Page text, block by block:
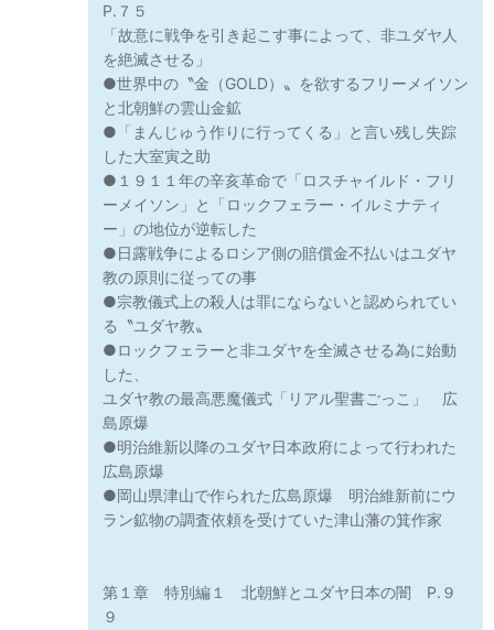
P.７５
「故意に戦争を引き起こす事によって、非ユダヤ人
を絶滅させる」
●世界中の〝金（GOLD）〟を欲するフリーメイソン
と北朝鮮の雲山金鉱
●「まんじゅう作りに行ってくる」と言い残し失踪
した大室寅之助
●１９１１年の辛亥革命で「ロスチャイルド・フリ
ーメイソン」と「ロックフェラー・イルミナティ
ー」の地位が逆転した
●日露戦争によるロシア側の賠償金不払いはユダヤ
教の原則に従っての事
●宗教儀式上の殺人は罪にならないと認められてい
る〝ユダヤ教〟
●ロックフェラーと非ユダヤを全滅させる為に始動
した、
ユダヤ教の最高悪魔儀式「リアル聖書ごっこ」 広
島原爆
●明治維新以降のユダヤ日本政府によって行われた
広島原爆
●岡山県津山で作られた広島原爆 明治維新前にウ
ラン鉱物の調査依頼を受けていた津山藩の箕作家
第１章 特別編１ 北朝鮮とユダヤ日本の闇 P.９
９